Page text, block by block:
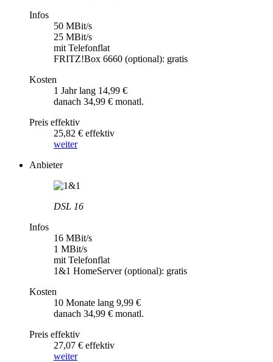
Infos
50 MBit/s
25 MBit/s
mit Telefonflat
FRITZ!Box 6660 (optional): gratis
Kosten
1 Jahr lang 14,99 €
danach 34,99 € monatl.
Preis effektiv
25,82 € effektiv
weiter
Anbieter
DSL 16
Infos
16 MBit/s
1 MBit/s
mit Telefonflat
1&1 HomeServer (optional): gratis
Kosten
10 Monate lang 9,99 €
danach 34,99 € monatl.
Preis effektiv
27,07 € effektiv
weiter